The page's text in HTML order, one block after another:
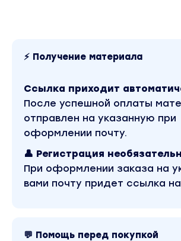
⚡ Получение материала
Ссылка приходит
После успешной оплаты
отправлен на указанную при
оформлении почту.
👤 Регистрация
При оформлении заказа на
вами почту придет ссылка
💬 Помощь перед покупкой